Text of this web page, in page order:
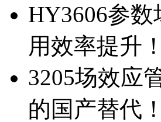
HY3606参
用效率提升！
3205场效应
的国产替代！